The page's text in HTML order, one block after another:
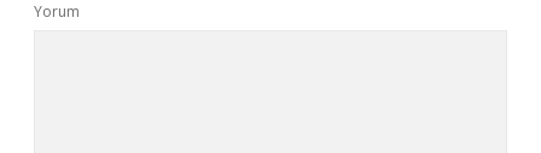
Yorum